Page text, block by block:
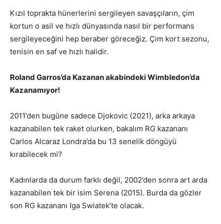
Kızıl toprakta hünerlerini sergileyen savaşçıların, çim
kortun o asil ve hızlı dünyasında nasıl bir performans
sergileyeceğini hep beraber göreceğiz. Çim kort sezonu,
tenisin en saf ve hızlı halidir.
Roland Garros’da Kazanan akabindeki Wimbledon’da
Kazanamıyor!
2011’den bugüne sadece Djokovic (2021), arka arkaya
kazanabilen tek raket olurken, bakalım RG kazananı
Carlos Alcaraz Londra’da bu 13 senelik döngüyü
kırabilecek mi?
Kadınlarda da durum farklı değil, 2002’den sonra art arda
kazanabilen tek bir isim Serena (2015). Burda da gözler
son RG kazananı Iga Swiatek’te olacak.